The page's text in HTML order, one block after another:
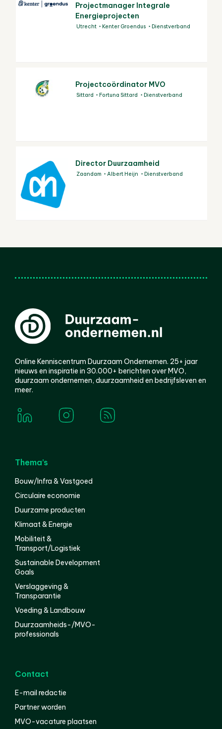
Projectmanager Integrale
Energieprojecten
Utrecht Kenter Groendus Dienstverband
Projectcoördinator MVO
Sittard Fortuna Sittard Dienstverband
Director Duurzaamheid
Zaandam Albert Heijn Dienstverband
Online Kenniscentrum Duurzaam Ondernemen. 25+ jaar
nieuws en inspiratie in 30.000+ berichten over MVO,
duurzaam ondernemen, duurzaamheid en bedrijfsleven en
meer.
Thema’s
Bouw/Infra & Vastgoed
Circulaire economie
Duurzame producten
Klimaat & Energie
Mobiliteit &
Transport/Logistiek
Sustainable Development
Goals
Verslaggeving &
Transparantie
Voeding & Landbouw
Duurzaamheids-/MVO-
professionals
Contact
E-mail redactie
Partner worden
MVO-vacature plaatsen